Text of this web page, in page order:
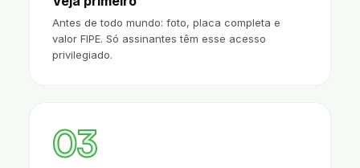
Antes de todo mundo: foto, placa completa e
valor FIPE. Só assinantes têm esse acesso
privilegiado.
03